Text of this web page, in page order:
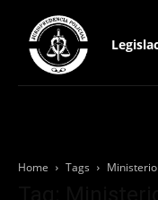
Home Tags